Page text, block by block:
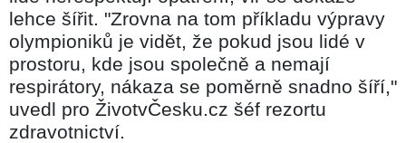
lehce šířit. "Zrovna na tom příkladu výpravy
olympioniků je vidět, že pokud jsou lidé v
prostoru, kde jsou společně a nemají
respirátory, nákaza se poměrně snadno šíří,"
uvedl pro ŽivotvČesku.cz šéf rezortu
zdravotnictví.